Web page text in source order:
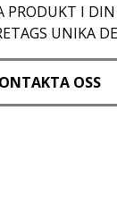
PRODUKT I
UNIKA
OSS